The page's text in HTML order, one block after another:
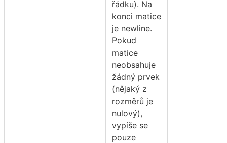
řádku). Na
konci matice
je newline.
Pokud
matice
neobsahuje
žádný prvek
(nějaký z
rozměrů je
nulový),
vypíše se
pouze